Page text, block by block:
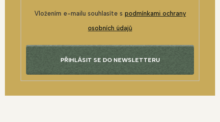
Vložením e-mailu souhlasíte s podmínkami ochrany
osobních údajů
PŘIHLÁSIT SE DO NEWSLETTERU